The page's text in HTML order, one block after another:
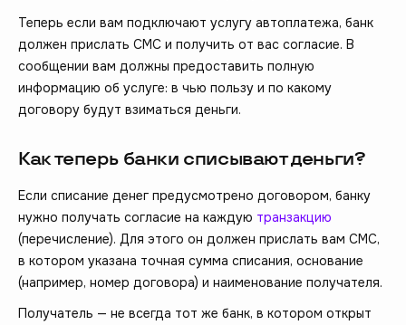
Теперь если вам подключают услугу автоплатежа, банк
должен прислать СМС и получить от вас согласие. В
сообщении вам должны предоставить полную
информацию об услуге: в чью пользу и по какому
договору будут взиматься деньги.
Как теперь банки списывают деньги?
Если списание денег предусмотрено договором, банку
нужно получать согласие на каждую транзакцию
(перечисление). Для этого он должен прислать вам СМС,
в котором указана точная сумма списания, основание
(например, номер договора) и наименование получателя.
Получатель — не всегда тот же банк, в котором открыт